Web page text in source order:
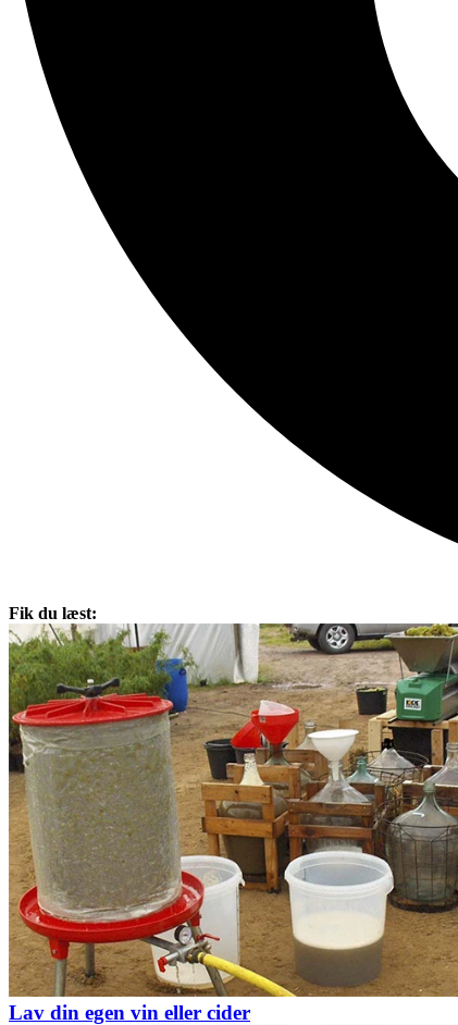
Fik du læst:
Lav din egen vin eller cider